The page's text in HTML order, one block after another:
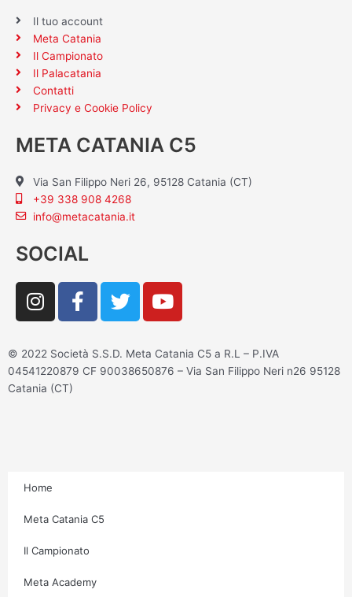
Il tuo account
Meta Catania
Il Campionato
Il Palacatania
Contatti
Privacy e Cookie Policy
META CATANIA C5
Via San Filippo Neri 26, 95128 Catania (CT)
+39 338 908 4268
info@metacatania.it
SOCIAL
I
n
t
a
g
F
a
e
b
T
w
t
t
Y
o
t
u
© 2022 Società S.S.D. Meta Catania C5 a R.L – P.IVA
04541220879 CF 90038650876 – Via San Filippo Neri n26 95128
Catania (CT)
Home
Meta Catania C5
Il Campionato
Meta Academy